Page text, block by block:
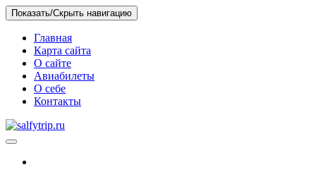
Skip
to
content
Показать/Скрыть навигацию
Главная
Карта сайта
О сайте
Авиабилеты
О себе
Контакты
отелях